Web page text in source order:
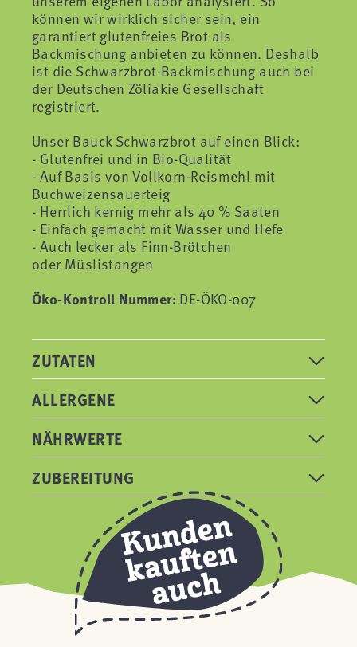
können wir wirklich sicher sein, ein
garantiert glutenfreies Brot als
Backmischung anbieten zu können. Deshalb
ist die Schwarzbrot-Backmischung auch bei
der Deutschen Zöliakie Gesellschaft
registriert.
Unser Bauck Schwarzbrot auf einen Blick:
- Glutenfrei und in Bio-Qualität
- Auf Basis von Vollkorn-Reismehl mit
Buchweizensauerteig
- Herrlich kernig mehr als 40 % Saaten
- Einfach gemacht mit Wasser und Hefe
- Auch lecker als Finn-Brötchen
oder Müslistangen
Öko-Kontroll Nummer: DE-ÖKO-007
ZUTATEN
ALLERGENE
NÄHRWERTE
ZUBEREITUNG